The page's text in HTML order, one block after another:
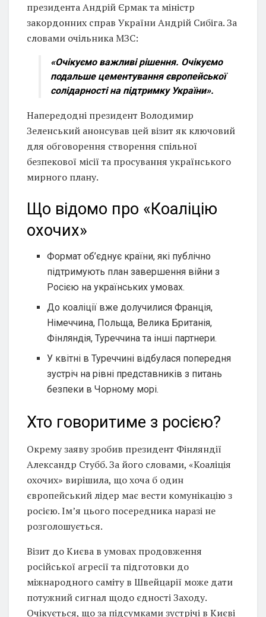
президента Андрій Єрмак та міністр
закордонних справ України Андрій Сибіга. За
словами очільника МЗС:
«Очікуємо важливі рішення. Очікуємо
подальше цементування європейської
солідарності на підтримку України».
Напередодні президент Володимир
Зеленський анонсував цей візит як ключовий
для обговорення створення спільної
безпекової місії та просування українського
мирного плану.
Що відомо про «Коаліцію
охочих»
Формат об’єднує країни, які публічно
підтримують план завершення війни з
Росією на українських умовах.
До коаліції вже долучилися Франція,
Німеччина, Польща, Велика Британія,
Фінляндія, Туреччина та інші партнери.
У квітні в Туреччині відбулася попередня
зустріч на рівні представників з питань
безпеки в Чорному морі.
Хто говоритиме з росією?
Окрему заяву зробив президент Фінляндії
Александр Стубб. За його словами, «Коаліція
охочих» вирішила, що хоча б один
європейський лідер має вести комунікацію з
росією. Ім’я цього посередника наразі не
розголошується.
Візит до Києва в умовах продовження
російської агресії та підготовки до
міжнародного саміту в Швейцарії може дати
потужний сигнал щодо єдності Заходу.
Очікується, що за підсумками зустрічі в Києві